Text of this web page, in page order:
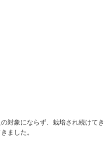
対象にならず、栽培され続けて
ました。